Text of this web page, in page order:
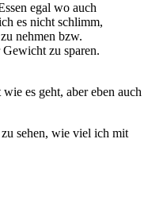
egal wo auch
es nicht schlimm,
nehmen bzw.
zu sparen.
es geht, aber eben auch
sehen, wie viel ich mit